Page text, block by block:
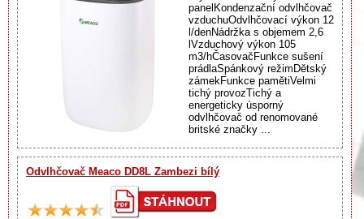
panelKondenzační odvlhčovač
vzduchuOdvlhčovací výkon 12
l/denNádržka s objemem 2,6
lVzduchový výkon 105
m3/hČasovačFunkce sušení
prádlaSpánkový režimDětský
zámekFunkce pamětiVelmi
tichý provozTichý a
energeticky úsporný
odvlhčovač od renomované
britské značky ...
Odvlhčovač Meaco DD8L Zambezi bílý